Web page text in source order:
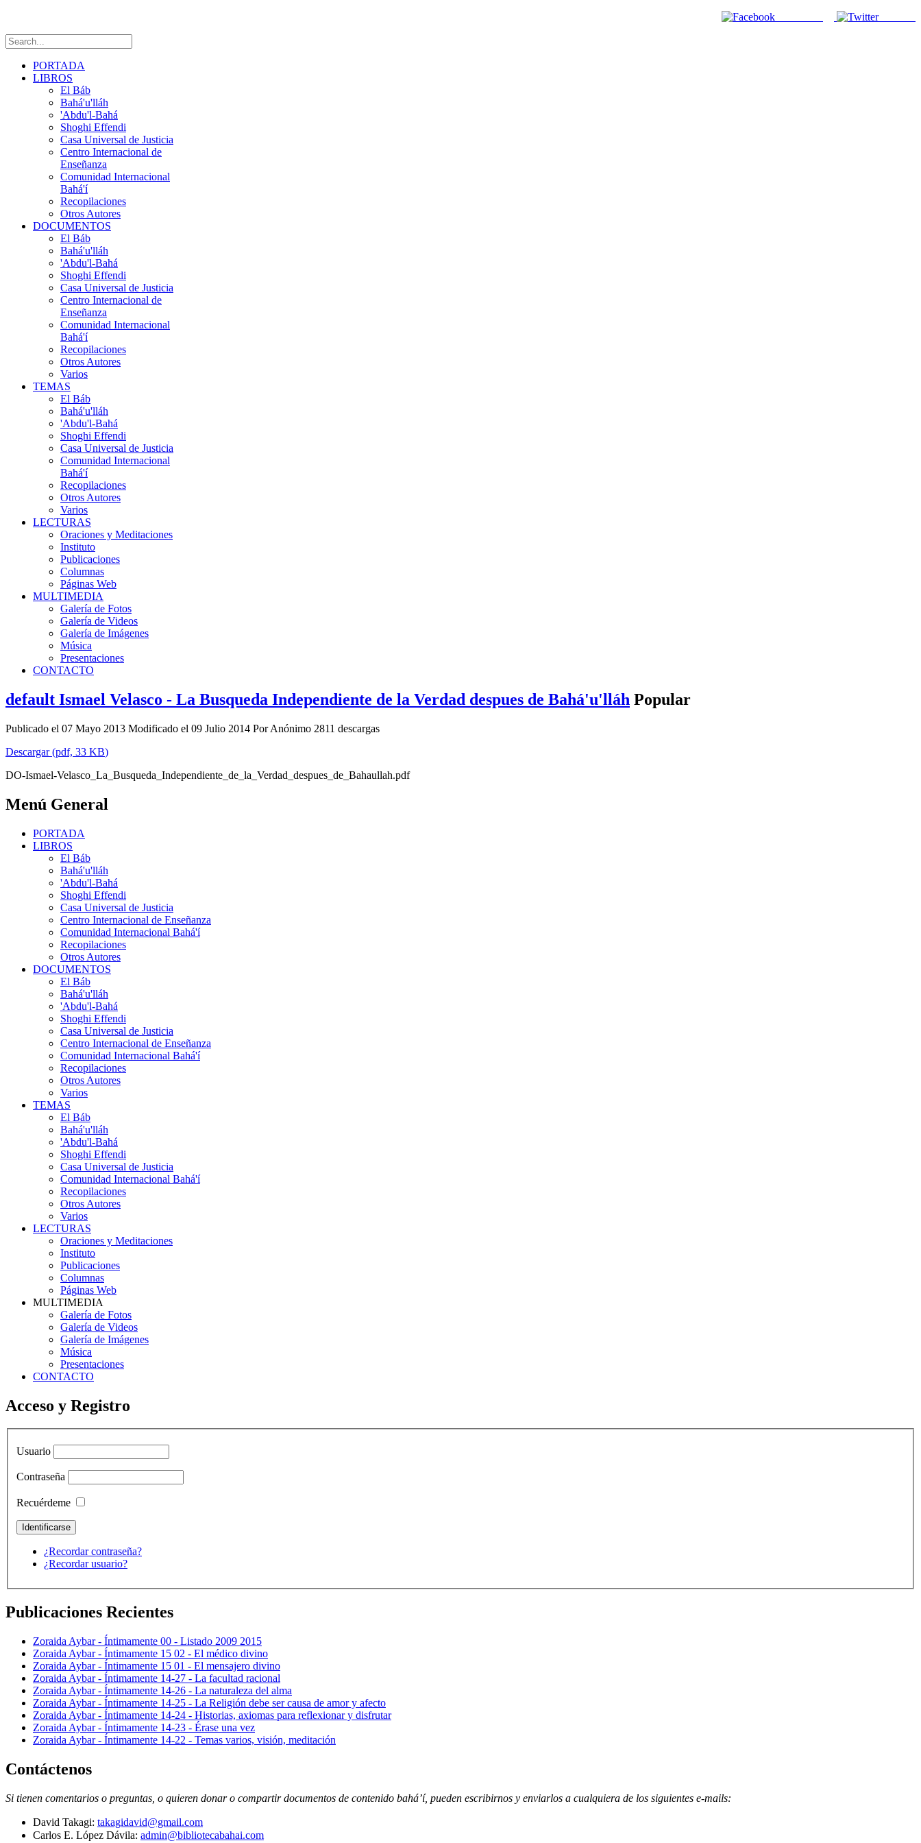
PORTADA
LIBROS
El Báb
Bahá'u'lláh
'Abdu'l-Bahá
Shoghi Effendi
Casa Universal de Justicia
Centro Internacional de
Enseñanza
Comunidad Internacional
Bahá'í
Recopilaciones
Otros Autores
DOCUMENTOS
El Báb
Bahá'u'lláh
'Abdu'l-Bahá
Shoghi Effendi
Casa Universal de Justicia
Centro Internacional de
Enseñanza
Comunidad Internacional
Bahá'í
Recopilaciones
Otros Autores
Varios
TEMAS
El Báb
Bahá'u'lláh
'Abdu'l-Bahá
Shoghi Effendi
Casa Universal de Justicia
Comunidad Internacional
Bahá'í
Recopilaciones
Otros Autores
Varios
LECTURAS
Oraciones y Meditaciones
Instituto
Publicaciones
Columnas
Páginas Web
MULTIMEDIA
Galería de Fotos
Galería de Videos
Galería de Imágenes
Música
Presentaciones
CONTACTO
default Ismael Velasco - La Busqueda Independiente de la Verdad despues de Bahá'u'lláh Popular
Publicado el 07 Mayo 2013 Modificado el 09 Julio 2014 PorAnónimo 2811 descargas
Descargar(pdf, 33 KB)
DO-Ismael-Velasco_La_Busqueda_Independiente_de_la_Verdad_despues_de_Bahaullah.pdf
Menú General
PORTADA
LIBROS
El Báb
Bahá'u'lláh
'Abdu'l-Bahá
Shoghi Effendi
Casa Universal de Justicia
Centro Internacional de Enseñanza
Comunidad Internacional Bahá'í
Recopilaciones
Otros Autores
DOCUMENTOS
El Báb
Bahá'u'lláh
'Abdu'l-Bahá
Shoghi Effendi
Casa Universal de Justicia
Centro Internacional de Enseñanza
Comunidad Internacional Bahá'í
Recopilaciones
Otros Autores
Varios
TEMAS
El Báb
Bahá'u'lláh
'Abdu'l-Bahá
Shoghi Effendi
Casa Universal de Justicia
Comunidad Internacional Bahá'í
Recopilaciones
Otros Autores
Varios
LECTURAS
Oraciones y Meditaciones
Instituto
Publicaciones
Columnas
Páginas Web
MULTIMEDIA
Galería de Fotos
Galería de Videos
Galería de Imágenes
Música
Presentaciones
CONTACTO
Acceso y Registro
Usuario
Contraseña
Recuérdeme
¿Recordar contraseña?
¿Recordar usuario?
Publicaciones Recientes
Zoraida Aybar - Íntimamente 00 - Listado 2009 2015
Zoraida Aybar - Íntimamente 15 02 - El médico divino
Zoraida Aybar - Íntimamente 15 01 - El mensajero divino
Zoraida Aybar - Íntimamente 14-27 - La facultad racional
Zoraida Aybar - Íntimamente 14-26 - La naturaleza del alma
Zoraida Aybar - Íntimamente 14-25 - La Religión debe ser causa de amor y afecto
Zoraida Aybar - Íntimamente 14-24 - Historias, axiomas para reflexionar y disfrutar
Zoraida Aybar - Íntimamente 14-23 - Érase una vez
Zoraida Aybar - Íntimamente 14-22 - Temas varios, visión, meditación
Contáctenos
Si tienen comentarios o preguntas, o quieren donar o compartir documentos de contenido bahá’í, pueden escribirnos y enviarlos a cualquiera de los siguientes e-mails:
David Takagi: takagidavid@gmail.com
Carlos E. López Dávila: admin@bibliotecabahai.com